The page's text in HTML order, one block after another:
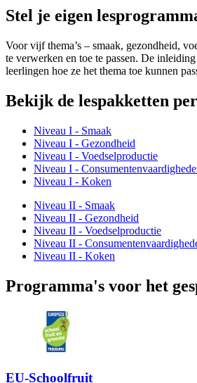
Stel je eigen
Voor vijf thema’s – smaak, gezondheid,
te verwerken en toe te passen. De
leerlingen hoe ze het thema toe kunnen
Bekijk de lespakketten
Niveau I - Smaak
Niveau I - Gezondheid
Niveau I - Voedselproductie
Niveau I -
Niveau I - Koken
Niveau II - Smaak
Niveau II - Gezondheid
Niveau II - Voedselproductie
Niveau II -
Niveau II - Koken
Programma's voor het
EU-Schoolfruit